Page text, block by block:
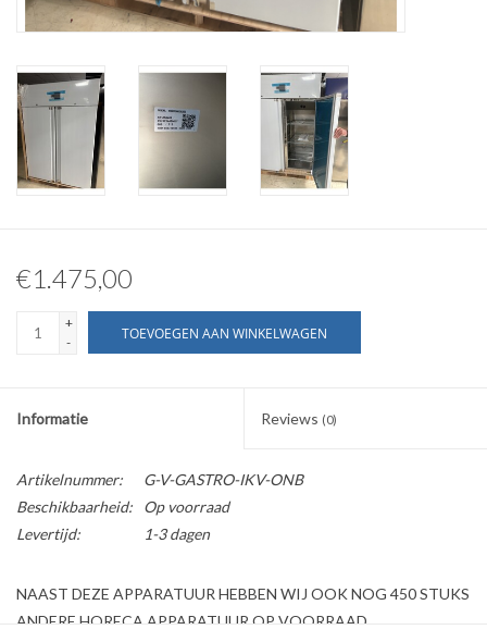
€1.475,00
+
-
TOEVOEGEN AAN WINKELWAGEN
Informatie Reviews (0)
Artikelnummer:
G-V-GASTRO-IKV-ONB
Beschikbaarheid:
Op voorraad
Levertijd:
1-3 dagen
NAAST DEZE APPARATUUR HEBBEN WIJ OOK NOG 450 STUKS
ANDERE HORECA APPARATUUR OP VOORRAAD